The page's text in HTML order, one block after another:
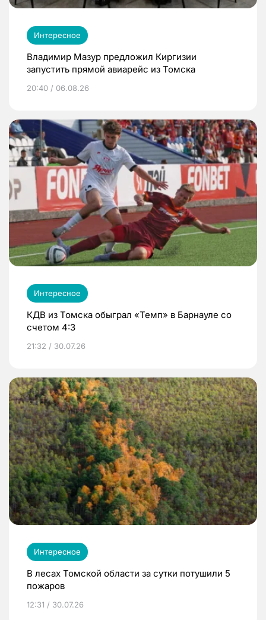
Интересное
Владимир Мазур предложил Киргизии
запустить прямой авиарейс из Томска
20:40 / 06.08.26
Интересное
КДВ из Томска обыграл «Темп» в Барнауле со
счетом 4:3
21:32 / 30.07.26
Интересное
В лесах Томской области за сутки потушили 5
пожаров
12:31 / 30.07.26